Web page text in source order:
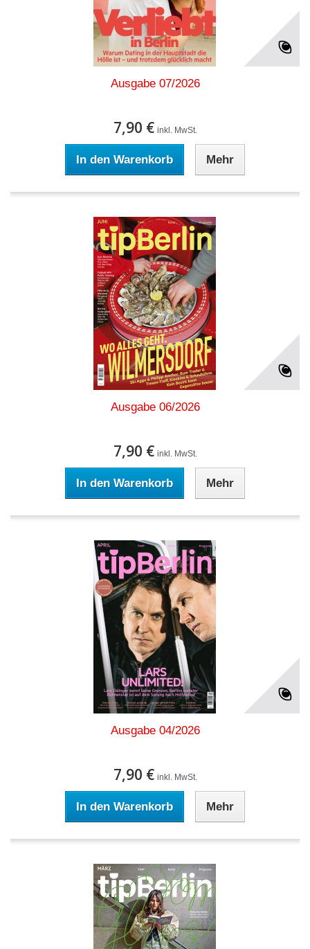
Ausgabe 07/2026
7,90 € inkl. MwSt.
In den Warenkorb Mehr
Ausgabe 06/2026
7,90 € inkl. MwSt.
In den Warenkorb Mehr
Ausgabe 04/2026
7,90 € inkl. MwSt.
In den Warenkorb Mehr